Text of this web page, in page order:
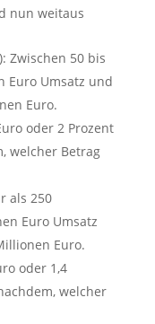
nun weitaus
Zwischen 50 bis
Euro Umsatz und
Euro.
oder 2 Prozent
welcher Betrag
als 250
Euro Umsatz
Euro.
oder 1,4
welcher